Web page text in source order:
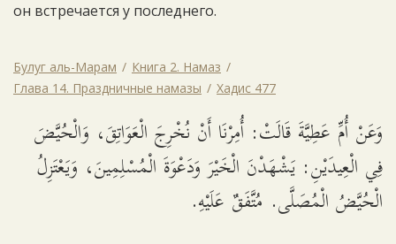
он встречается у последнего.
Булуг аль-Марам
Книга 2. Намаз
Глава 14. Праздничные намазы
Хадис 477
وَعَنْ أُمِّ عَطِيَّةَ قَالَتْ: أُمِرْنَا أَنْ نُخْرِجَ الْعَوَاتِقَ، وَالْحُيَّضَ
فِي الْعِيدَيْنِ: يَشْهَدْنَ الْخَيْرَ وَدَعْوَةَ الْمُسْلِمِينَ، وَيَعْتَزِلُ
الْحُيَّضُ الْمُصَلَّى. مُتَّفَقٌ عَلَيْهِ.